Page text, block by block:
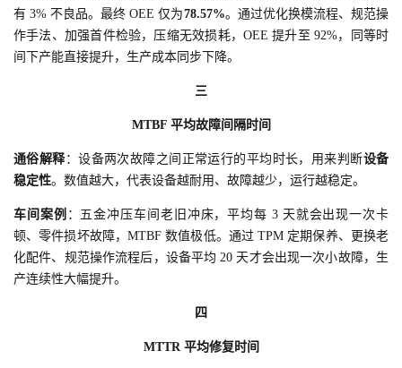
有 3% 不良品。最终 OEE 仅为78.57%。通过优化换模流程、规范操
作手法、加强首件检验，压缩无效损耗，OEE 提升至 92%，同等时
间下产能直接提升，生产成本同步下降。
三
MTBF 平均故障间隔时间
通俗解释：设备两次故障之间正常运行的平均时长，用来判断设备
稳定性。数值越大，代表设备越耐用、故障越少，运行越稳定。
车间案例 ：五金冲压车间老旧冲床，平均每 3 天就会出现一次卡
顿、零件损坏故障，MTBF 数值极低。通过 TPM 定期保养、更换老
化配件、规范操作流程后，设备平均 20 天才会出现一次小故障，生
产连续性大幅提升。
四
MTTR 平均修复时间